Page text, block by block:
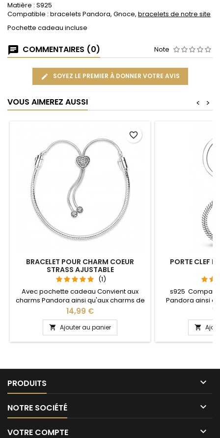
Matière : S925
Compatible : bracelets Pandora, Gnoce, bracelets de notre site
Pochette cadeau incluse
COMMENTAIRES (0) Note
SOYEZ LE PREMIER À DONNER VOTRE AVIS
VOUS AIMEREZ AUSSI >
<
BRACELET POUR CHARM COEUR
STRASS AJUSTABLE
(1)
Avec pochette cadeau Convient aux
charms Pandora ainsi qu'aux charms de
notre site idéal pour : Noël, Saint Valentin,
anniversaire, anniversaire de mariage La
partie ajustable se détache d'un coté
pour passer les charms par simple
pression sur le bouton Ajustable pour
Prix
14,99 €
 Ajouter au panier
favorite_border
PORTE CLEF
s925
Pandora ainsi
notre site idéal
anniversaire,
L'ouverture
niveau

PRODUITS 
NOTRE SOCIÉTÉ 
VOTRE COMPTE 